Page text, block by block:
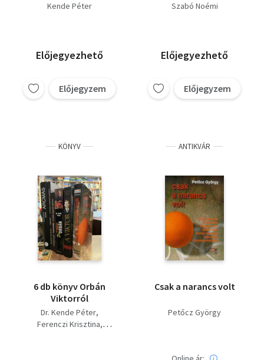
Kende Péter
Előjegyezhető
Előjegyzem
Szabó Noémi
Előjegyezhető
Előjegyzem
KÖNYV
6 db könyv Orbán
Viktorról
Dr. Kende Péter
Ferenczi Krisztina
ANTIKVÁR
Csak a narancs volt
Petőcz György